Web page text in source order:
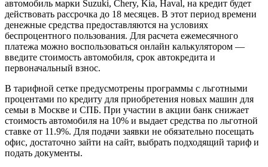
автомобиль марки Suzuki, Chery, Kia, Haval, на кредит будет
действовать рассрочка до 18 месяцев. В этот период времени
денежные средства предоставляются на условиях
беспроцентного пользования. Для расчета ежемесячного
платежа можно воспользоваться онлайн калькулятором —
введите стоимость автомобиля, срок автокредита и
первоначальный взнос.
В тарифной сетке предусмотрены программы с льготными
процентами по кредиту для приобретения новых машин для
семьи в Москве и СПБ. При участии в акции банк снижает
стоимость автомобиля на 10% и выдает средства по льготной
ставке от 11.9%. Для подачи заявки не обязательно посещать
офис, достаточно зайти на сайт, выбрать подходящий тариф и
подать документы.